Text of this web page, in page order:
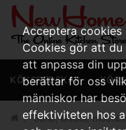
KÖKSREDSKAP
Sono, bricka,
Acceptera
Cookies gör att du
att anpassa din
berättar för oss
människor har
effektiviteten hos